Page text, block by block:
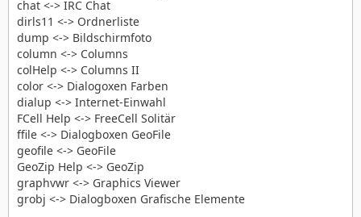
chat <-> IRC Chat
dirls11 <-> Ordnerliste
dump <-> Bildschirmfoto
column <-> Columns
colHelp <-> Columns II
color <-> Dialogoxen Farben
dialup <-> Internet-Einwahl
FCell Help <-> FreeCell Solitär
ffile <-> Dialogboxen GeoFile
geofile <-> GeoFile
GeoZip Help <-> GeoZip
graphvwr <-> Graphics Viewer
grobj <-> Dialogboxen Grafische Elemente